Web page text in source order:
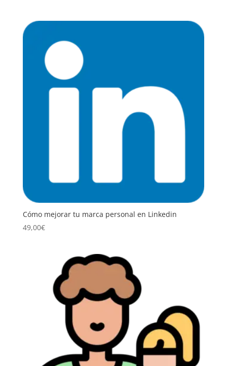
Cómo mejorar tu marca personal en Linkedin
49,00€